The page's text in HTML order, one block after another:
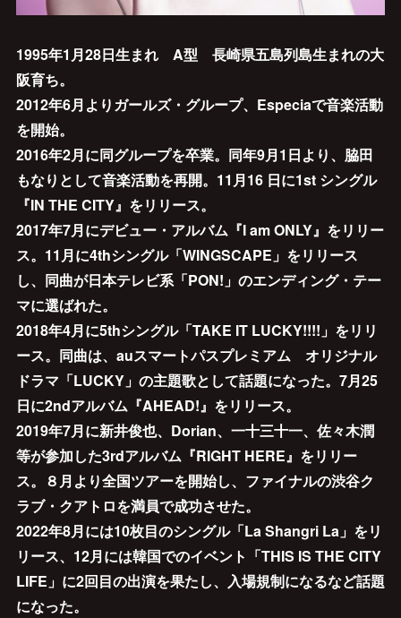
1995年1月28日生まれ A型 長崎県五島列島生まれの大
阪育ち。
2012年6月よりガールズ・グループ、Especiaで音楽活動
を開始。
2016年2月に同グループを卒業。同年9月1日より、脇田
もなりとして音楽活動を再開。11月16 日に1st シングル
『IN THE CITY』をリリース。
2017年7月にデビュー・アルバム『I am ONLY』をリリー
ス。11月に4thシングル「WINGSCAPE」をリリース
し、同曲が日本テレビ系「PON!」のエンディング・テー
マに選ばれた。
2018年4月に5thシングル「TAKE IT LUCKY!!!!」をリリ
ース。同曲は、auスマートパスプレミアム オリジナル
ドラマ「LUCKY」の主題歌として話題になった。7月25
日に2ndアルバム『AHEAD!』をリリース。
2019年7月に新井俊也、Dorian、一十三十一、佐々木潤
等が参加した3rdアルバム『RIGHT HERE』をリリー
ス。８月より全国ツアーを開始し、ファイナルの渋谷ク
ラブ・クアトロを満員で成功させた。
2022年8月には10枚目のシングル「La Shangri La」をリ
リース、12月には韓国でのイベント「THIS IS THE CITY
LIFE」に2回目の出演を果たし、入場規制になるなど話題
になった。